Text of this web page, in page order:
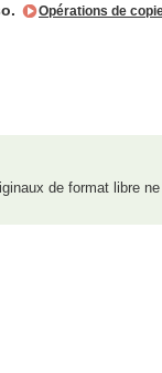
Opérations de
de format libre